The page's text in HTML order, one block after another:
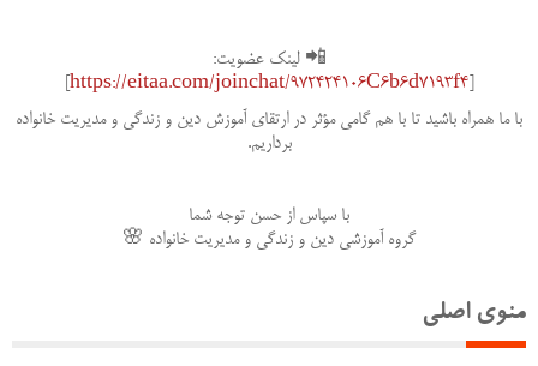
📲 لینک عضویت:
https://eitaa.com/joinchat/972424106C6b6d7193f4
با ما همراه باشید تا با هم گامی مؤثر در ارتقای آموزش دین و زندگی و مدیریت خانواده
برداریم.
با سپاس از حسن توجه شما
گروه آموزشی دین و زندگی و مدیریت خانواده 🌸
منوی اصلی